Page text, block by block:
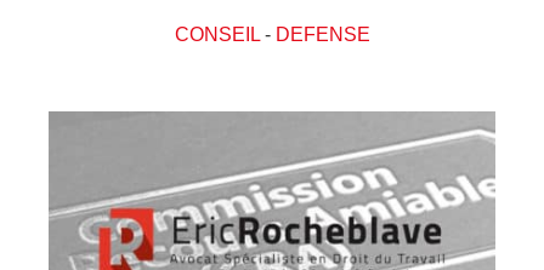
CONSEIL- DEFENSE